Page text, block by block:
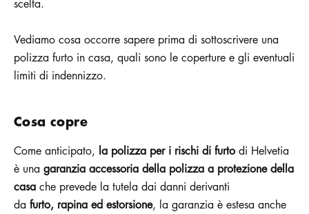
scelta.
Vediamo cosa occorre sapere prima di sottoscrivere una
polizza furto in casa, quali sono le coperture e gli eventuali
limiti di indennizzo.
Cosa copre
Come anticipato, la polizza per i rischi di furto di Helvetia
è una garanzia accessoria della polizza a protezione della
casa che prevede la tutela dai danni derivanti
da furto, rapina ed estorsione, la garanzia è estesa anche